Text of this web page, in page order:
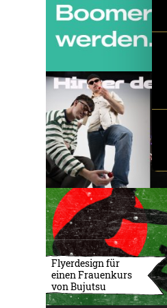
Flyerdesign für
einen Frauenkurs
von Bujutsu